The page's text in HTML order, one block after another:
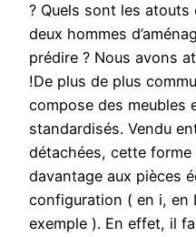
? Quels sont les
deux hommes
prédire ? Nous avons
!De plus de plus
compose des meubles
standardisés. Vendu
détachées, cette forme
davantage aux pièces
configuration ( en i, en
exemple ). En effet, il